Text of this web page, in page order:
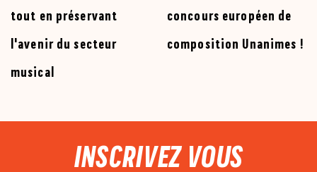
tout en préservant
l'avenir du secteur
musical
concours européen de
composition Unanimes !
INSCRIVEZ VOUS